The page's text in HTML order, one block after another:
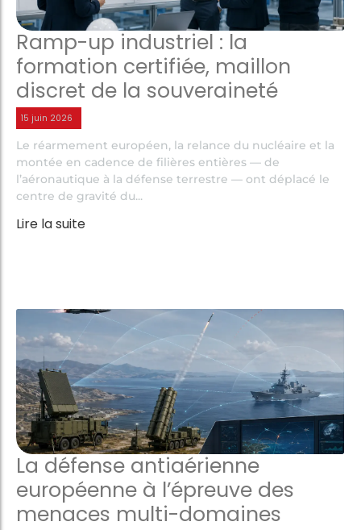
Ramp-up industriel : la
formation certifiée, maillon
discret de la souveraineté
15 juin 2026
Le réarmement européen, la relance du nucléaire et la
montée en cadence de filières entières — de
l’aéronautique à la défense terrestre — ont déplacé le
centre de gravité du...
Lire la suite
La défense antiaérienne
européenne à l’épreuve des
menaces multi-domaines